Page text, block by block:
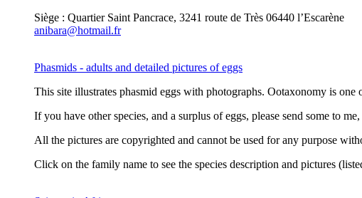
Siège : Quartier Saint Pancrace, 3241 route de Très 06440 l’Escarène
anibara@hotmail.fr
Phasmids - adults and detailed pictures of eggs
This site illustrates phasmid eggs with photographs. Ootaxonomy is
If you have other species, and a surplus of eggs, please send some to
All the pictures are copyrighted and cannot be used for any purpose
Click on the family name to see the species description and pictures